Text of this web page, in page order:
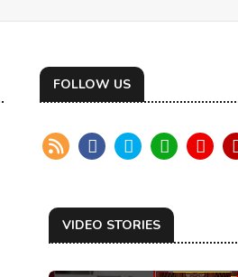
FOLLOW US
VIDEO STORIES